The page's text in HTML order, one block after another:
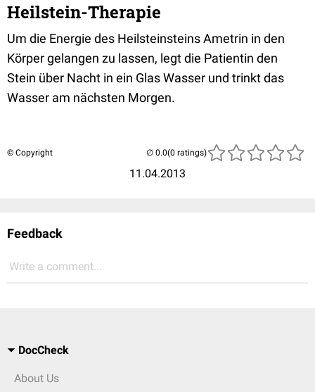
Heilstein-Therapie
Um die Energie des Heilsteinsteins Ametrin in den
Körper gelangen zu lassen, legt die Patientin den
Stein über Nacht in ein Glas Wasser und trinkt das
Wasser am nächsten Morgen.
© Copyright
11.04.2013
(0 ratings)
Feedback
Write a comment...
DocCheck
About Us